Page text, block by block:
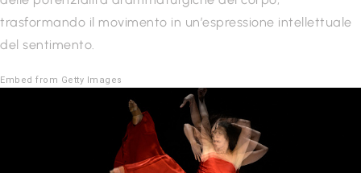
trasformando il movimento in un’espressione intellettuale
del sentimento.
Embed from Getty Images